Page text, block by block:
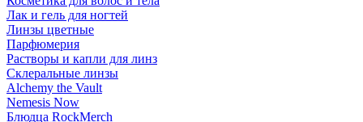
Лак и гель для ногтей
Линзы цветные
Парфюмерия
Растворы и капли для линз
Склеральные линзы
Alchemy the Vault
Nemesis Now
Блюдца RockMerch